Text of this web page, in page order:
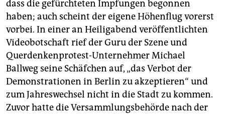
abo
genossenschaft
epaper login
dass die gefürchteten Impfungen begonnen
haben; auch scheint der eigene Höhenflug vorerst
vorbei. In einer an Heiligabend veröffentlichten
Videobotschaft rief der Guru der Szene und
Querdenkenprotest-Unternehmer Michael
Ballweg seine Schäfchen auf, „das Verbot der
Demonstrationen in Berlin zu akzeptieren“ und
zum Jahreswechsel nicht in die Stadt zu kommen.
Zuvor hatte die Versammlungsbehörde nach der